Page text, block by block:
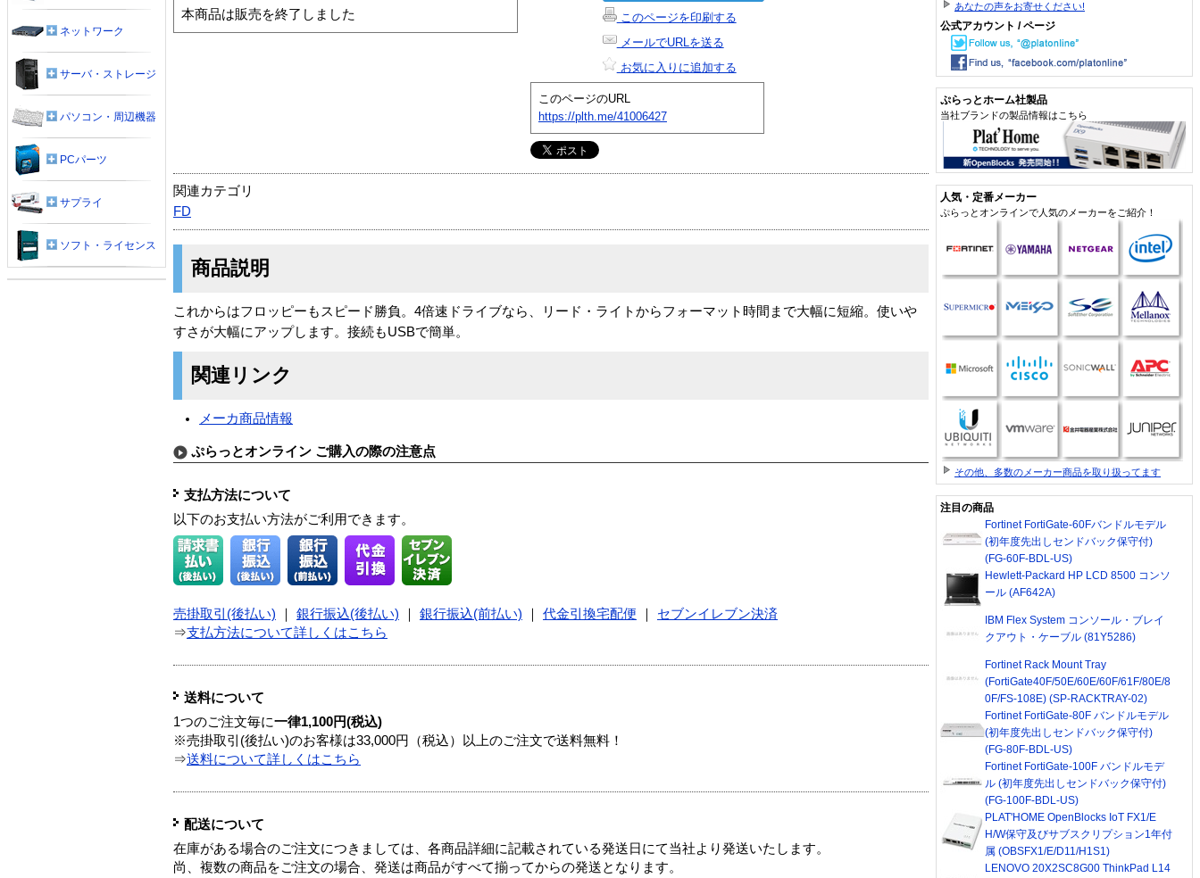
本商品は販売を終了しました
このページを印刷する
メールでURLを送る
お気に入りに追加する
このページのURL
https://plth.me/41006427
関連カテゴリ
FD
商品説明
これからはフロッピーもスピード勝負。4倍速ドライブなら、リード・ライトからフォーマット時間まで大幅に短縮。使いや
すさが大幅にアップします。接続もUSBで簡単。
関連リンク
メーカ商品情報
ぷらっとオンライン ご購入の際の注意点
支払方法について
以下のお支払い方法がご利用できます。
売掛取引(後払い) 銀行振込(後払い) 銀行振込(前払い) 代金引換宅配便
セブンイレブン決済
⇒支払方法について詳しくはこちら
送料について
1つのご注文毎に一律1,100円(税込)
※売掛取引(後払い)のお客様は33,000円（税込）以上のご注文で送料無料！
⇒送料について詳しくはこちら
配送について
在庫がある場合のご注文につきましては、各商品詳細に記載されている発送日にて当社より発送いたします。
尚、複数の商品をご注文の場合、発送は商品がすべて揃ってからの発送となります。
ネットワーク
サーバ・ストレージ
パソコン・周辺機器
PCパーツ
サプライ
ソフト・ライセンス
あなたの声をお寄せください!
公式アカウント / ページ
ぷらっとホーム社製品
当社ブランドの製品情報はこちら
人気・定番メーカー
ぷらっとオンラインで人気のメーカーをご紹介！
その他、多数のメーカー商品を取り扱ってます
注目の商品
Fortinet FortiGate-60Fバンドルモデル
(初年度先出しセンドバック保守付)
(FG-60F-BDL-US)
Hewlett-Packard HP LCD 8500 コンソ
ール (AF642A)
IBM Flex System コンソール・ブレイ
クアウト・ケーブル (81Y5286)
Fortinet Rack Mount Tray
(FortiGate40F/50E/60E/60F/61F/80E/8
0F/FS-108E) (SP-RACKTRAY-02)
Fortinet FortiGate-80F バンドルモデル
(初年度先出しセンドバック保守付)
(FG-80F-BDL-US)
Fortinet FortiGate-100F バンドルモデ
ル (初年度先出しセンドバック保守付)
(FG-100F-BDL-US)
PLAT'HOME OpenBlocks IoT FX1/E
H/W保守及びサブスクリプション1年付
属 (OBSFX1/E/D11/H1S1)
LENOVO 20X2SC8G00 ThinkPad L14